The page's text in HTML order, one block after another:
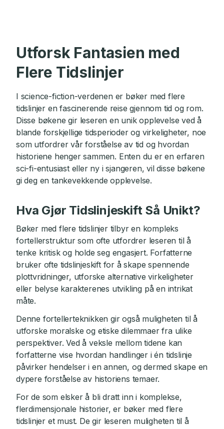
Utforsk Fantasien med
Flere Tidslinjer
I science-fiction-verdenen er bøker med flere
tidslinjer en fascinerende reise gjennom tid og rom.
Disse bøkene gir leseren en unik opplevelse ved å
blande forskjellige tidsperioder og virkeligheter, noe
som utfordrer vår forståelse av tid og hvordan
historiene henger sammen. Enten du er en erfaren
sci-fi-entusiast eller ny i sjangeren, vil disse bøkene
gi deg en tankevekkende opplevelse.
Hva Gjør Tidslinjeskift Så Unikt?
Bøker med flere tidslinjer tilbyr en kompleks
fortellerstruktur som ofte utfordrer leseren til å
tenke kritisk og holde seg engasjert. Forfatterne
bruker ofte tidslinjeskift for å skape spennende
plottvridninger, utforske alternative virkeligheter
eller belyse karakterenes utvikling på en intrikat
måte.
Denne fortellerteknikken gir også muligheten til å
utforske moralske og etiske dilemmaer fra ulike
perspektiver. Ved å veksle mellom tidene kan
forfatterne vise hvordan handlinger i én tidslinje
påvirker hendelser i en annen, og dermed skape en
dypere forståelse av historiens temaer.
For de som elsker å bli dratt inn i komplekse,
flerdimensjonale historier, er bøker med flere
tidslinjer et must. De gir leseren muligheten til å